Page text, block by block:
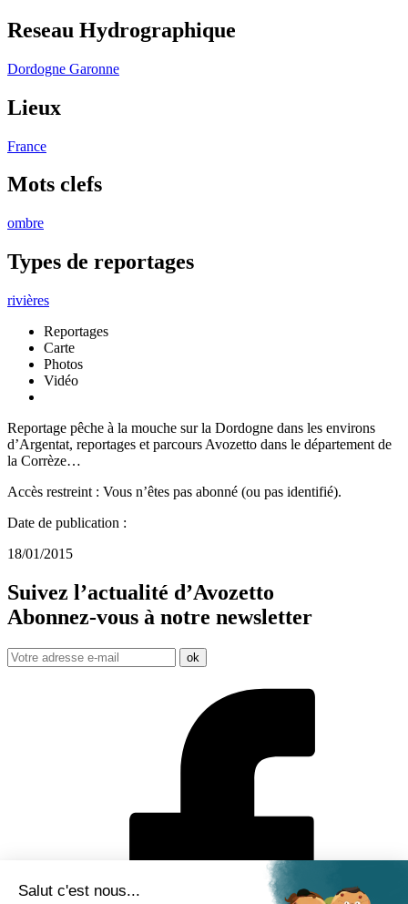
Reseau Hydrographique
Dordogne Garonne
Lieux
France
Mots clefs
ombre
Types de reportages
rivières
Reportages
Carte
Photos
Vidéo
Reportage pêche à la mouche sur la Dordogne dans les environs
d’Argentat, reportages et parcours Avozetto dans le département de
la Corrèze…
Accès restreint : Vous n’êtes pas abonné (ou pas identifié).
Date de publication :
18/01/2015
Suivez l’actualité d’Avozetto
Abonnez-vous à notre newsletter